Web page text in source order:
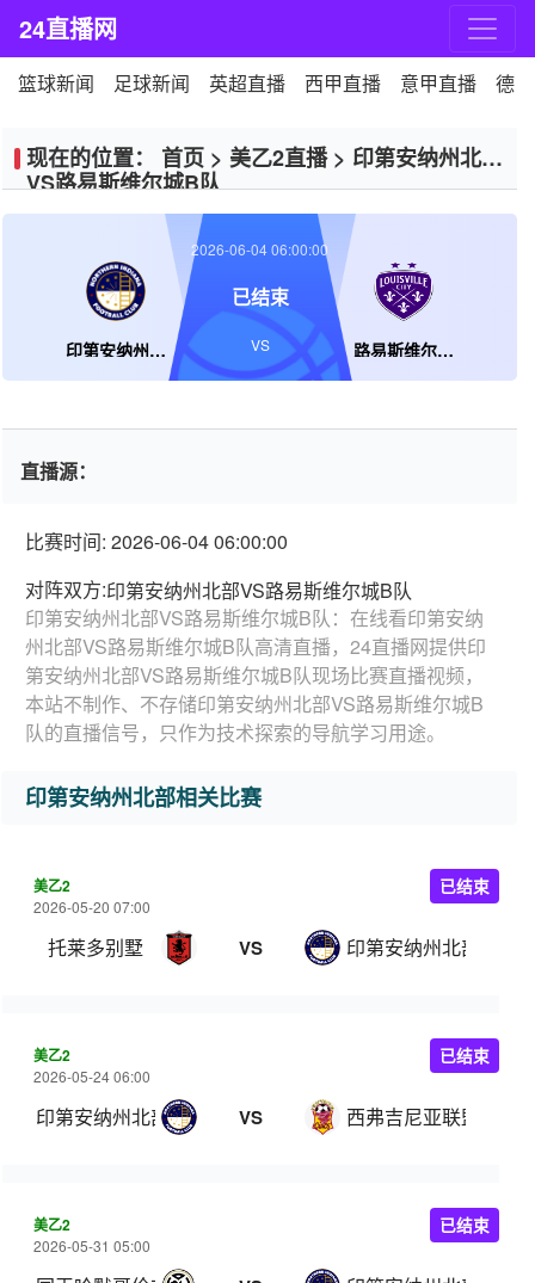
24直播网
篮球新闻 足球新闻 英超直播 西甲直播 意甲直播 德
现在的位置： 首页 > 美乙2直播> 印第安纳州北部
VS路易斯维尔城B队
印第安纳州北部 路易斯维尔城B队
2026-06-04 06:00:00
已结束
VS
直播源：
比赛时间: 2026-06-04 06:00:00
对阵双方:印第安纳州北部VS路易斯维尔城B队
印第安纳州北部VS路易斯维尔城B队：在线看印第安纳
州北部VS路易斯维尔城B队高清直播，24直播网提供印
第安纳州北部VS路易斯维尔城B队现场比赛直播视频，
本站不制作、不存储印第安纳州北部VS路易斯维尔城B
队的直播信号，只作为技术探索的导航学习用途。
印第安纳州北部相关比赛
美乙2
2026-05-20 07:00
托莱多别墅 VS 印第安纳州北部
已结束
美乙2
2026-05-24 06:00
印第安纳州北部 VS 西弗吉尼亚联盟
已结束
美乙2
2026-05-31 05:00
已结束